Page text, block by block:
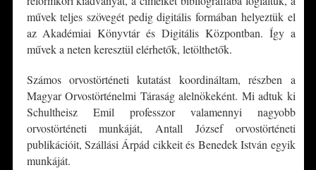
művek teljes szövegét pedig digitális formában helyeztük el
az Akadémiai Könyvtár és Digitális Központban. Így a
művek a neten keresztül elérhetők, letölthetők.
Számos orvostörténeti kutatást koordináltam, részben a
Magyar Orvostörténelmi Táraság alelnökeként. Mi adtuk ki
Schultheisz Emil professzor valamennyi nagyobb
orvostörténeti munkáját, Antall József orvostörténeti
publikációit, Szállási Árpád cikkeit és Benedek István egyik
munkáját.